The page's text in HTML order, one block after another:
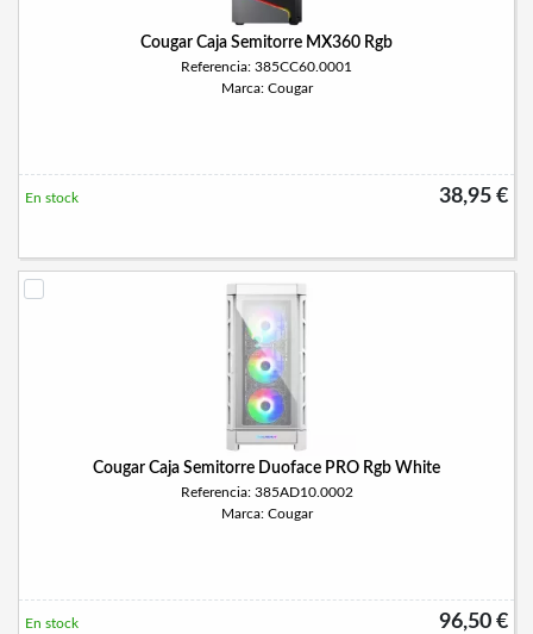
Cougar Caja Semitorre MX360 Rgb
Referencia: 385CC60.0001
Marca: Cougar
38,95 €
En stock
Cougar Caja Semitorre Duoface PRO Rgb White
Referencia: 385AD10.0002
Marca: Cougar
96,50 €
En stock